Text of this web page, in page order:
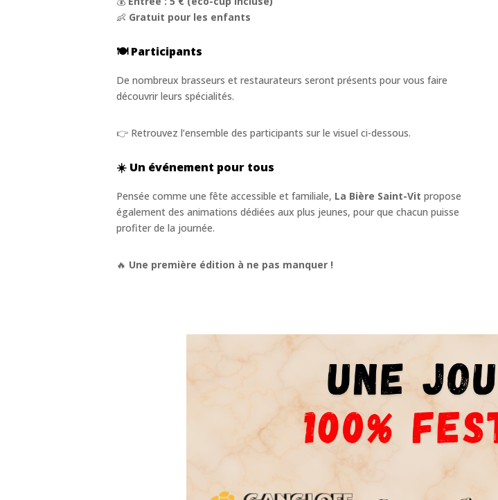
👶 Gratuit pour les enfants
🍽️ Participants
De nombreux brasseurs et restaurateurs seront présents pour vous faire
découvrir leurs spécialités.
👉 Retrouvez l’ensemble des participants sur le visuel ci-dessous.
☀️ Un événement pour tous
Pensée comme une fête accessible et familiale, La Bière Saint-Vit propose
également des animations dédiées aux plus jeunes, pour que chacun puisse
profiter de la journée.
🔥 Une première édition à ne pas manquer !